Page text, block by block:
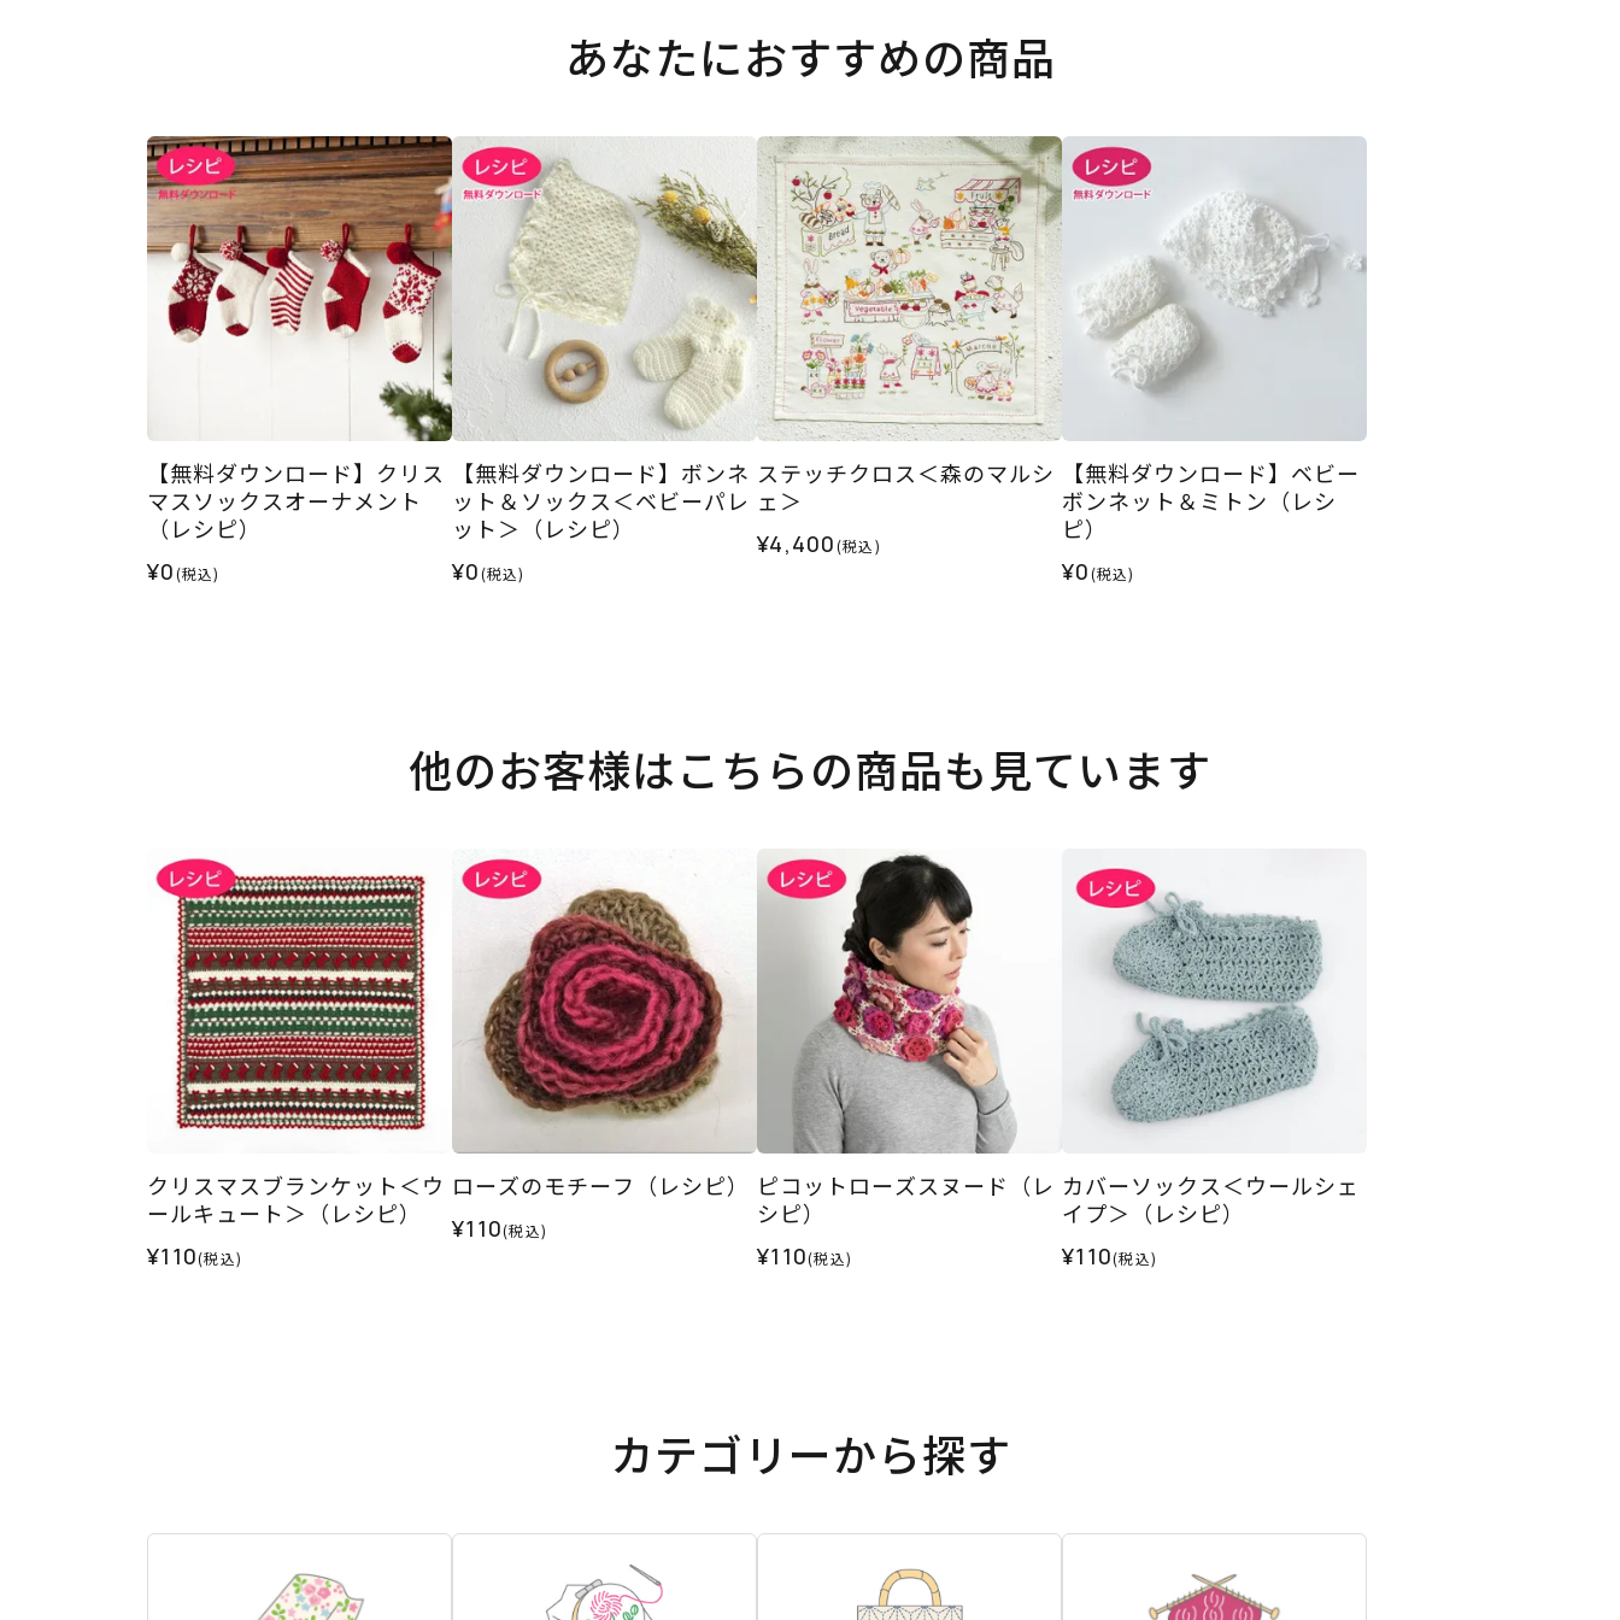
あなたにおすすめの商品
【無料ダウンロード】クリス
マスソックスオーナメント
（レシピ）
¥0(税込)
【無料ダウンロード】ボンネ
ット＆ソックス＜ベビーパレ
ット＞（レシピ）
¥0(税込)
ステッチクロス＜森のマルシ
ェ＞
¥4,400(税込)
【無料ダウンロード】ベビー
ボンネット＆ミトン（レシ
ピ）
¥0(税込)
他のお客様はこちらの商品も見ています
クリスマスブランケット＜ウ
ールキュート＞（レシピ）
¥110(税込)
ローズのモチーフ（レシピ）
¥110(税込)
ピコットローズスヌード（レ
シピ）
¥110(税込)
カバーソックス＜ウールシェ
イプ＞（レシピ）
¥110(税込)
カテゴリーから探す